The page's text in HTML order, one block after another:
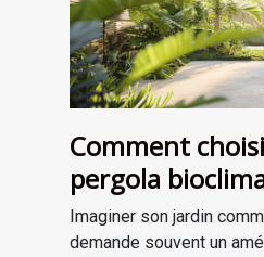
Comment
pergola
améliorer
Imaginer son jardin
demande souvent un